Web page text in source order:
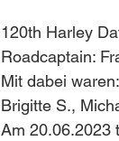
120th Harley
Roadcaptain:
Mit dabei
Brigitte S.,
Am 20.06.2023